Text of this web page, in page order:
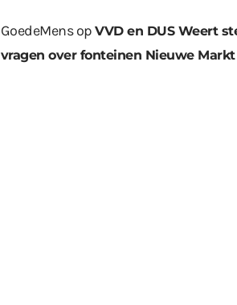
GoedeMensopVVD en DUS Weert
vragen over fonteinen Nieuwe Markt